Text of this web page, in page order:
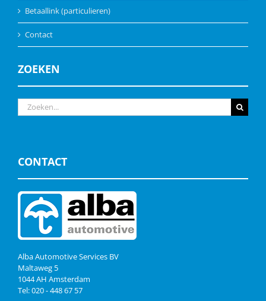
Betaallink (particulieren)
Contact
ZOEKEN
Zoeken
naar:
CONTACT
Alba Automotive Services BV
Maltaweg 5
1044 AH Amsterdam
Tel: 020 - 448 67 57